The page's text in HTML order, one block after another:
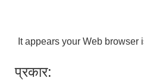
It appears your Web
प्रकार: